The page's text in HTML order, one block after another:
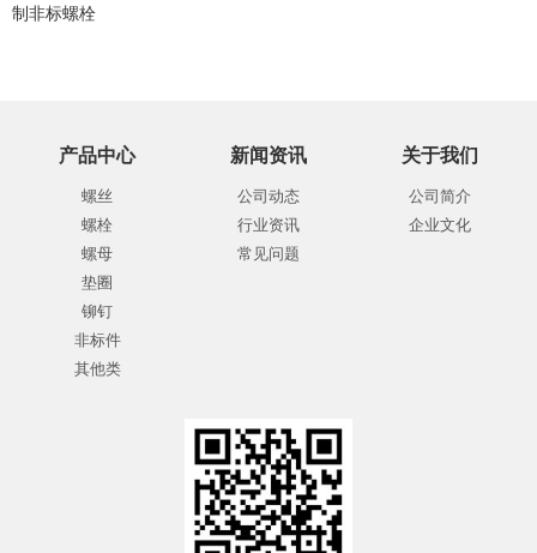
制非标螺栓
产品中心
螺丝
螺栓
螺母
垫圈
铆钉
非标件
其他类
新闻资讯
公司动态
行业资讯
常见问题
关于我们
公司简介
企业文化